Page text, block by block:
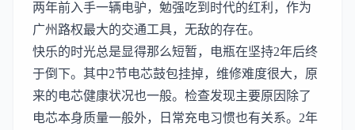
两年前入手一辆电驴，勉强吃到时代的红利，作为
广州路权最大的交通工具，无敌的存在。
快乐的时光总是显得那么短暂，电瓶在坚持2年后终
于倒下。其中2节电芯鼓包挂掉，维修难度很大，原
来的电芯健康状况也一般。检查发现主要原因除了
电芯本身质量一般外，日常充电习惯也有关系。2年